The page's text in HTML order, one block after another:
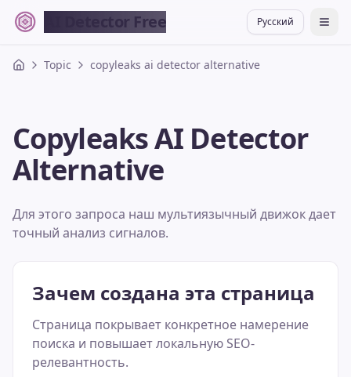
AI Detector Free Русский 切换
Topic copyleaks ai detector alternative
Copyleaks AI Detector
Alternative
Для этого запроса наш мультиязычный движок дает
точный анализ сигналов.
Зачем создана эта страница
Страница покрывает конкретное намерение
поиска и повышает локальную SEO-
релевантность.